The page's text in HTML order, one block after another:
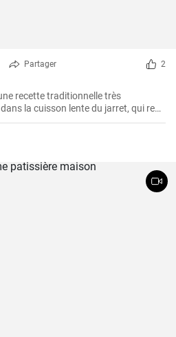
Partager 2
recette traditionnelle très
la cuisson lente du jarret, qui rend
bouche. Suivez cette démarche
plat plein de saveur.